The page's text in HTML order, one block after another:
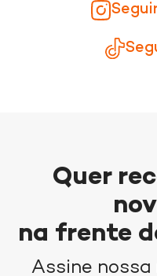
Quer
na frente
Assine